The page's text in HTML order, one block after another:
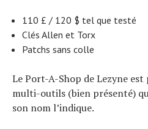
110 £ / 120 $ tel que testé
Clés Allen et Torx
Patchs sans colle
Le Port-A-Shop de Lezyne
multi-outils (bien présenté)
son nom l’indique.